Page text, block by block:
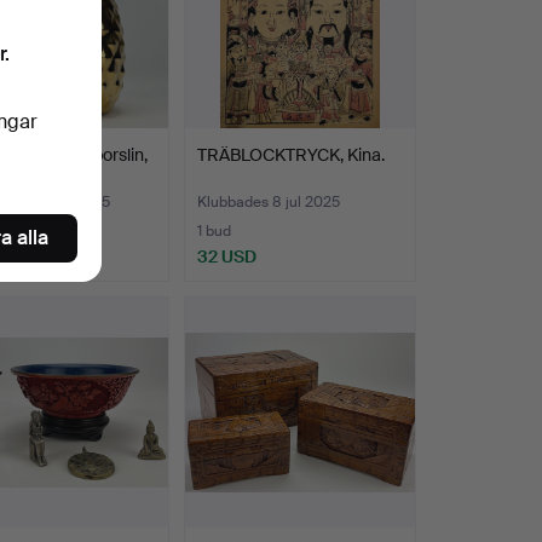
MED LOCK, porslin,
22 aug 2025
TRÄBLOCKTRYCK, Kina.
Klubbades 8 jul 2025
1 bud
32 USD
alla